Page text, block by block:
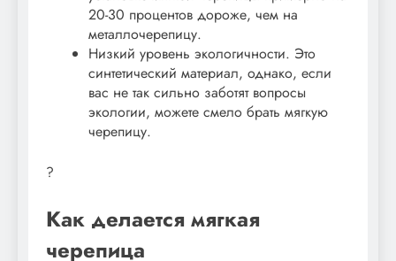
20-30 процентов дороже, чем на
металлочерепицу.
Низкий уровень экологичности. Это
синтетический материал, однако, если
вас не так сильно заботят вопросы
экологии, можете смело брать мягкую
черепицу.
?
Как делается мягкая
черепица